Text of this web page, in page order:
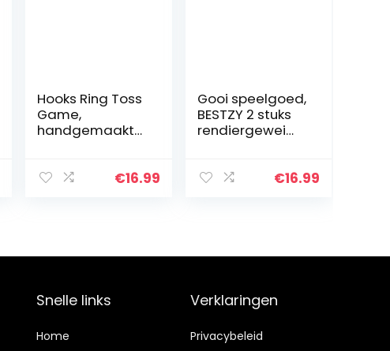
Hooks Ring Toss
Game,
handgemaakt
toss games,€16.99
Gooi speelgoed,
BESTZY 2 stuks
rendiergewei
opblaasbaar
€16.99
Snelle links
Home
Verklaringen
Privacybeleid